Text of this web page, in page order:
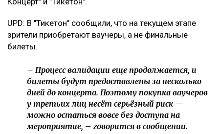
UPD: В "Тикетон" сообщили, что на текущем этапе
зрители приобретают ваучеры, а не финальные
билеты.
– Процесс валидации еще продолжается, и
билеты будут предоставлены за несколько
дней до концерта. Поэтому покупка ваучеров
у третьих лиц несёт серьёзный риск —
можно остаться вовсе без доступа на
мероприятие, – говорится в сообщении.